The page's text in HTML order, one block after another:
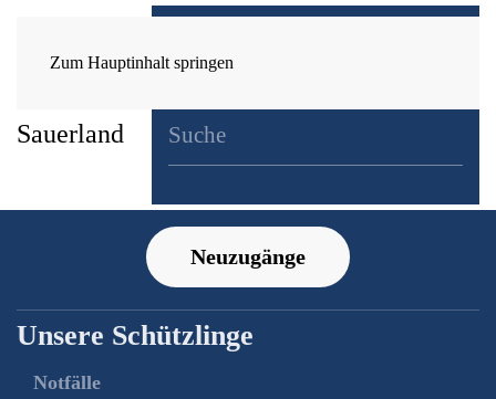
Zum Hauptinhalt springen
Neuzugänge
Unsere Schützlinge
Notfälle